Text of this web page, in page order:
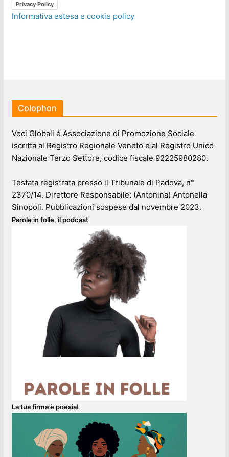
Privacy Policy
Informativa estesa e cookie policy
Colophon
Voci Globali è Associazione di Promozione Sociale
iscritta al Registro Regionale Veneto e al Registro Unico
Nazionale Terzo Settore, codice fiscale 92225980280.
Testata registrata presso il Tribunale di Padova, n°
2370/14. Direttore Responsabile: (Antonina) Antonella
Sinopoli. Pubblicazioni sospese dal novembre 2023.
Parole in folle, il podcast
La tua firma è poesia!